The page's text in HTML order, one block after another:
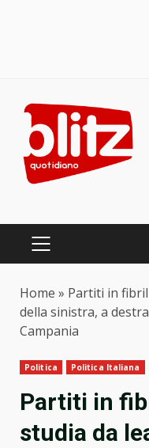
content
PRIMARY
Home » Partiti in
della sinistra, a
Campania
Politica Politica Italiana
Partiti in
studia da